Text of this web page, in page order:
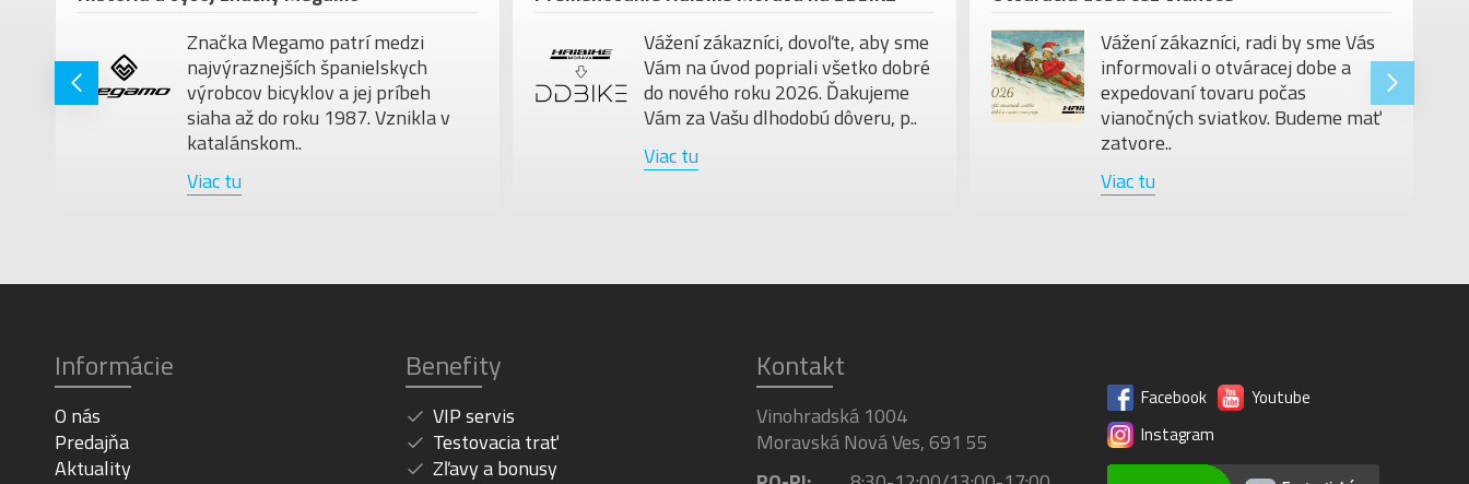
Značka Megamo patrí medzi
najvýraznejších španielskych
výrobcov bicyklov a jej príbeh
siaha až do roku 1987. Vznikla v
katalánskom..
Viac tu
Vážení zákazníci, dovoľte, aby sme
Vám na úvod popriali všetko dobré
do nového roku 2026. Ďakujeme
Vám za Vašu dlhodobú dôveru, p..
Viac tu
Vážení zákazníci, radi by sme Vás
informovali o otváracej dobe a
expedovaní tovaru počas
vianočných sviatkov. Budeme mať
zatvore..
Viac tu
Informácie
O nás
Predajňa
Aktuality
Benefity
VIP servis
Testovacia trať
Zľavy a bonusy
Kontakt
Vinohradská 1004
Moravská Nová Ves, 691 55
Facebook
Youtube
Instagram